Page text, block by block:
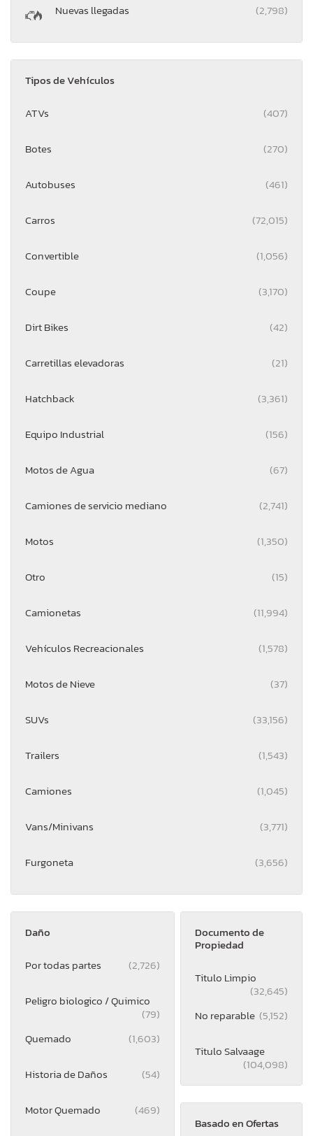
Nuevas llegadas (2,798)
Tipos de Vehículos
ATVs (407)
Botes (270)
Autobuses (461)
Carros (72,015)
Convertible (1,056)
Coupe (3,170)
Dirt Bikes (42)
Carretillas elevadoras (21)
Hatchback (3,361)
Equipo Industrial (156)
Motos de Agua (67)
Camiones de servicio mediano (2,741)
Motos (1,350)
Otro (15)
Camionetas (11,994)
Vehículos Recreacionales (1,578)
Motos de Nieve (37)
SUVs (33,156)
Trailers (1,543)
Camiones (1,045)
Vans/Minivans (3,771)
Furgoneta (3,656)
Daño
Por todas partes (2,726)
Peligro biologico / Quimico
(79)
Quemado
(1,603)
Historia de Daños (54)
Motor Quemado (469)
Documento de
Propiedad
Titulo Limpio
(32,645)
No reparable (5,152)
Titulo Salvaage
(104,098)
Basado en Ofertas